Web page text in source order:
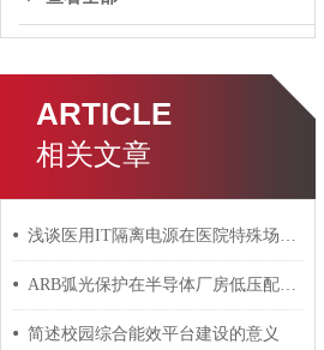
ARTICLE
相关文章
浅谈医用IT隔离电源在医院特殊场所接地系统中的应用
ARB弧光保护在半导体厂房低压配电系统的应用
简述校园综合能效平台建设的意义